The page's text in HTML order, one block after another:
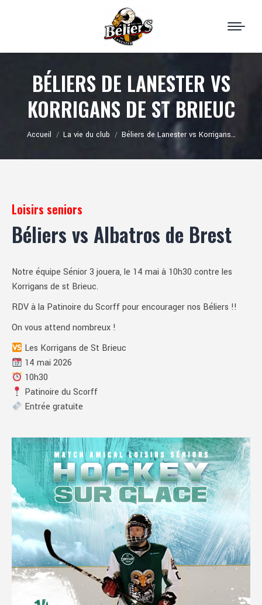
BÉLIERS DE LANESTER VS
KORRIGANS DE ST BRIEUC
Vous êtes ici :
Accueil La vie du club Béliers de Lanester vs Korrigans…
Loisirs seniors
Béliers vs Albatros de Brest
Notre équipe Sénior 3 jouera, le 14 mai à 10h30 contre les
Korrigans de st Brieuc.
RDV à la Patinoire du Scorff pour encourager nos Béliers !!
On vous attend nombreux !
Les Korrigans de St Brieuc
14 mai 2026
10h30
Patinoire du Scorff
Entrée gratuite